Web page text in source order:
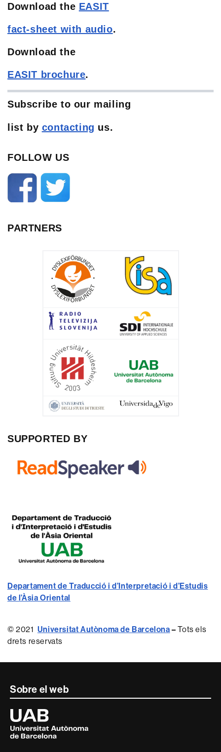
Download the EASIT
fact-sheet with audio.
Download the
EASIT brochure.
Subscribe to our mailing
list by contacting us.
FOLLOW US
PARTNERS
SUPPORTED BY
Departament de Traducció i d’Interpretació i d’Estudis
de l’Àsia Oriental
© 2021 Universitat Autònoma de Barcelona –Tots els
drets reservats
Contacte
informació
legal
Sobre el web
Universitat
Autònoma
de
Barcelona